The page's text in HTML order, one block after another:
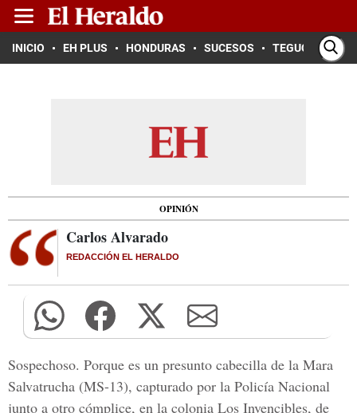
INICIO EH PLUS HONDURAS SUCESOS TEGUCIGALPA
OPINIÓN
Carlos Alvarado
REDACCIÓN EL HERALDO
Sospechoso. Porque es un presunto cabecilla de la Mara
Salvatrucha (MS-13), capturado por la Policía Nacional
junto a otro cómplice, en la colonia Los Invencibles, de